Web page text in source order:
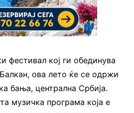
фестивал кој ги обединува
ова лето ќе се одржи
бања, централна Србија.
музичка програма која е